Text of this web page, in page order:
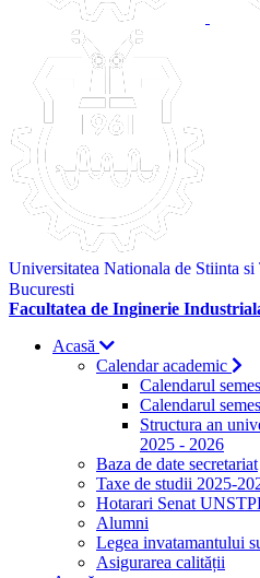
Universitatea Nationala de Stiinta
Bucuresti
Facultatea de Inginerie
Acasă
Calendar academic
Calendarul
Calendarul
Structura an
2025 - 2026
Baza de date secretariat
Taxe de studii 2025-
Hotarari Senat
Alumni
Legea invatamantului
Asigurarea calității